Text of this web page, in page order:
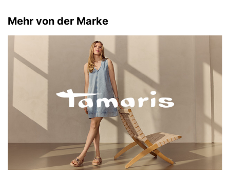
Mehr von der Marke